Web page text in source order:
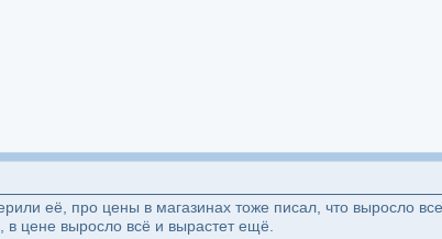
её, про цены в магазинах тоже писал, что выросло
в цене выросло всё и вырастет ещё.